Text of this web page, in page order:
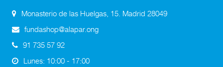
Monasterio de las Huelgas, 15. Madrid 28049
fundashop@alapar.ong
91 735 57 92
Lunes: 10:00 - 17:00